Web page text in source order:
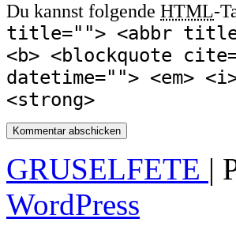
Du kannst folgende HTML-
title=""> <abbr
<b> <blockquote
datetime=""> <em>
<strong>
GRUSELFETE |
WordPress